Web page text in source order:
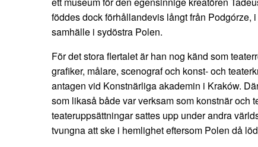
föddes dock förhållandevis långt från Podgórze,
samhälle i sydöstra Polen.
För det stora flertalet är han nog känd som
grafiker, målare, scenograf och konst- och
antagen vid Konstnärliga akademin i Kraków.
som likaså både var verksam som konstnär och
teateruppsättningar sattes upp under andra
tvungna att ske i hemlighet eftersom Polen då